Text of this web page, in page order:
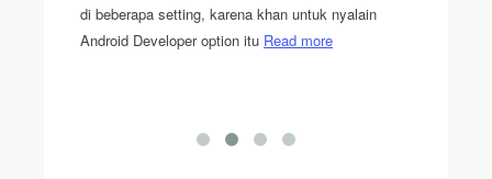
di beberapa setting, karena khan untuk nyalain
Android Developer option itu Read more